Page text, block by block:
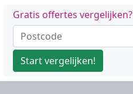
Gratis offertes vergelijken?
Start vergelijken!